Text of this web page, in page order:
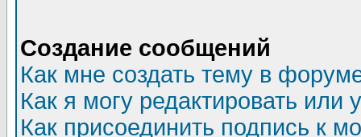
Создание сообщений
Как мне создать тему в
Как я могу редактировать или
Как присоединить подпись к